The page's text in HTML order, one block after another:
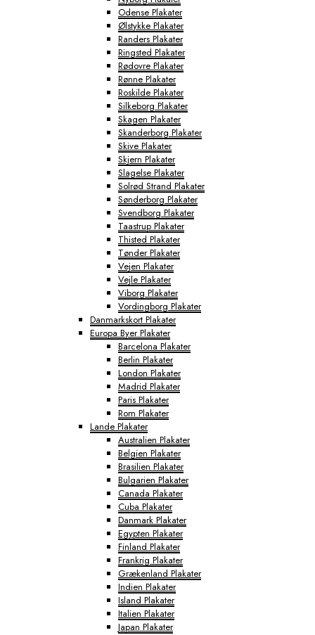
Odense Plakater
Ølstykke Plakater
Randers Plakater
Ringsted Plakater
Rødovre Plakater
Rønne Plakater
Roskilde Plakater
Silkeborg Plakater
Skagen Plakater
Skanderborg Plakater
Skive Plakater
Skjern Plakater
Slagelse Plakater
Solrød Strand Plakater
Sønderborg Plakater
Svendborg Plakater
Taastrup Plakater
Thisted Plakater
Tønder Plakater
Vejen Plakater
Vejle Plakater
Viborg Plakater
Vordingborg Plakater
Danmarkskort Plakater
Europa Byer Plakater
Barcelona Plakater
Berlin Plakater
London Plakater
Madrid Plakater
Paris Plakater
Rom Plakater
Lande Plakater
Australien Plakater
Belgien Plakater
Brasilien Plakater
Bulgarien Plakater
Canada Plakater
Cuba Plakater
Danmark Plakater
Egypten Plakater
Finland Plakater
Frankrig Plakater
Grækenland Plakater
Indien Plakater
Island Plakater
Italien Plakater
Japan Plakater